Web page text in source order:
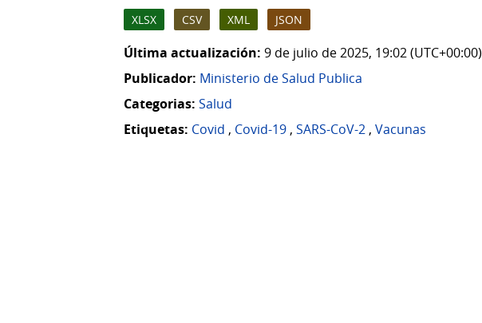
XLSX CSV XML JSON
Última actualización: 9 de julio de 2025, 19:02 (UTC+00:00)
Publicador: Ministerio de Salud Publica
Categorias: Salud
Etiquetas: Covid , Covid-19, SARS-CoV-2, Vacunas